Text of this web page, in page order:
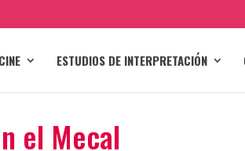
ESTUDIOS DE INTERPRETACIÓN
el Mecal